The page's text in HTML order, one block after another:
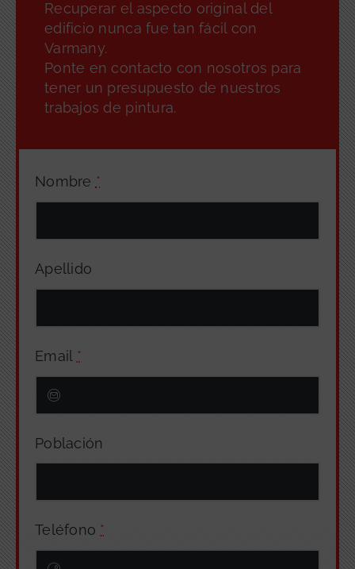
Nombre *
Apellido
Email *
Población
Teléfono *
Recuperar el aspecto original del
edificio nunca fue tan fácil con
Varmany.
Ponte en contacto con nosotros para
tener un presupuesto de nuestros
trabajos de pintura.